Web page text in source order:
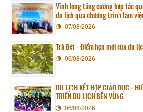
Vĩnh long tăng cường hợp tác
du lịch qua chương trình làm
Sunchang (Hàn quốc)
07/08/2026
Trà Đét - Điểm hẹn mới của du
06/08/2026
DU LỊCH KẾT HỢP GIÁO DỤC -
TRIỂN DU LỊCH BỀN VỮNG
06/08/2026